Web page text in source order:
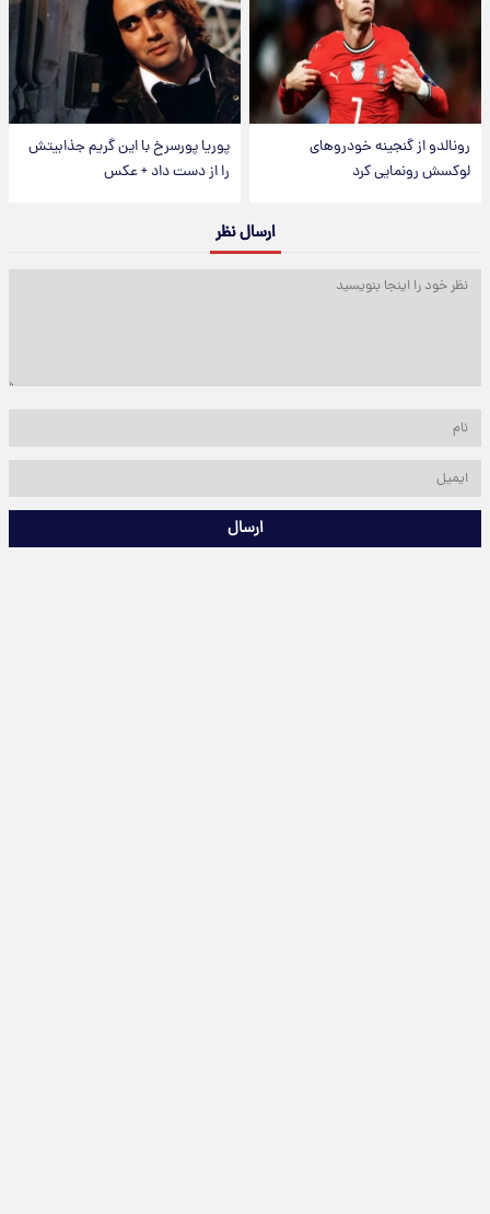
رونالدو از گنجینه خودروهای
لوکسش رونمایی کرد
پوریا پورسرخ با این گریم جذابیتش
را از دست داد + عکس
ارسال نظر
ارسال